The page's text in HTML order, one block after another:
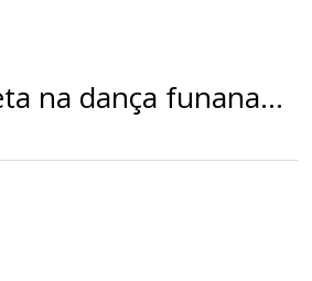
na dança funana...